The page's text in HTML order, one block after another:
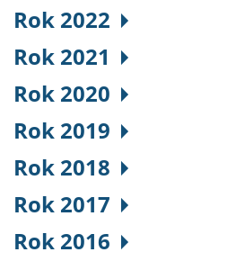
Rok 2022
Rok 2021
Rok 2020
Rok 2019
Rok 2018
Rok 2017
Rok 2016